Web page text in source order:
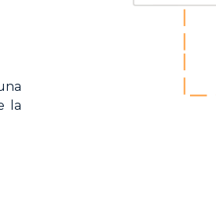
Plan de
la